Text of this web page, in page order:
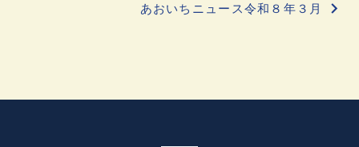
あおいちニュース令和８年３月